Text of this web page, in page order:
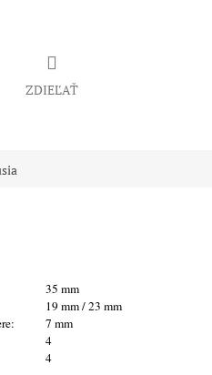
ZDIEĽAŤ
35 mm
19 mm / 23 mm
7 mm
4
4